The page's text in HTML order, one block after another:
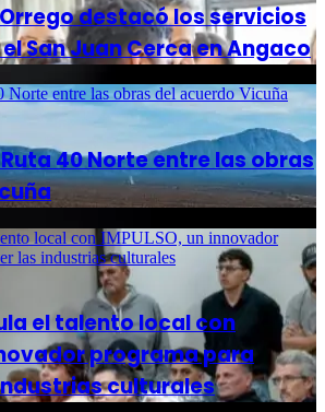
destacó los servicios
San Juan Cerca en Angaco
Norte entre las obras del acuerdo Vicuña
40 Norte entre las obras
local con IMPULSO, un innovador
las industrias culturales
el talento local con
programa para
culturales